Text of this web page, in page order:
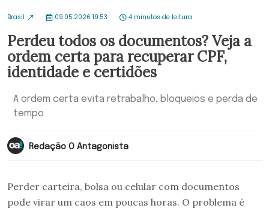
Brasil 09.05.2026 19:53 4 minutos de leitura
Perdeu todos os documentos? Veja a
ordem certa para recuperar CPF,
identidade e certidões
A ordem certa evita retrabalho, bloqueios e perda de
tempo
Redação O Antagonista
Perder carteira, bolsa ou celular com documentos
pode virar um caos em poucas horas. O problema é